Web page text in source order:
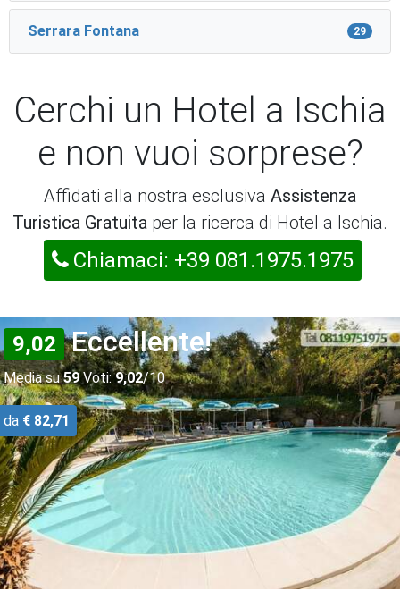
Serrara Fontana 29
Cerchi un Hotel a Ischia
e non vuoi sorprese?
Affidati alla nostra esclusiva Assistenza
Turistica Gratuita per la ricerca di Hotel a Ischia.
Chiamaci: +39 081.1975.1975
9,02 Eccellente!
Media su59Voti: 9,02/10
da € 82,71